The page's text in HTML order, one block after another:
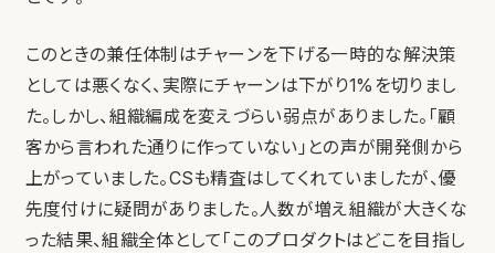
このときの兼任体制はチャーンを下げる一時的な解決策
としては悪くなく、実際にチャーンは下がり1%を切りまし
た。しかし、組織編成を変えづらい弱点がありました。「顧
客から言われた通りに作っていない」との声が開発側から
上がっていました。CSも精査はしてくれていましたが、優
先度付けに疑問がありました。人数が増え組織が大きくな
った結果、組織全体として「このプロダクトはどこを目指し